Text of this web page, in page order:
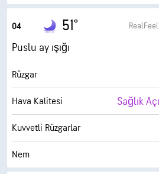
Çiy Noktası
AccuLumen Brightness Index™
Bulutlarla Kaplı
Görüş Alanı
Bulut Tavanı
04 51°
Puslu ay ışığı
Rüzgar
Hava Kalitesi Sağlık
Kuvvetli Rüzgarlar
Nem